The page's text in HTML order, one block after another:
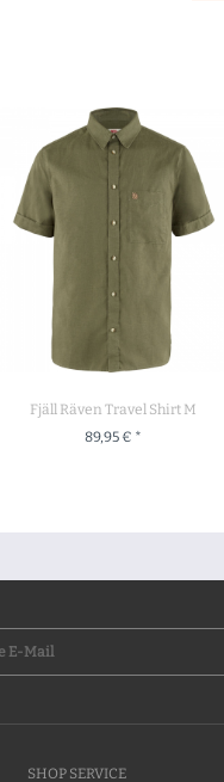
Fjäll Räven Travel Shirt M
89,95 € *
SHOP SERVICE